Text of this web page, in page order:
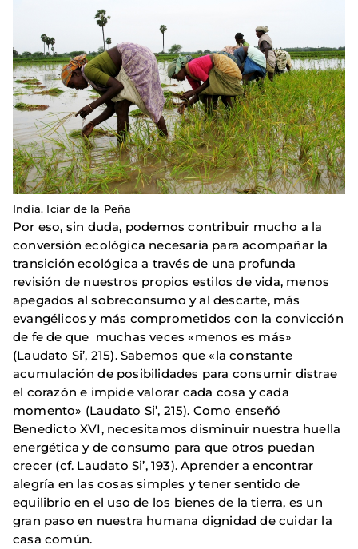
India. Iciar de la Peña
Por eso, sin duda, podemos contribuir mucho a la
conversión ecológica necesaria para acompañar la
transición ecológica a través de una profunda
revisión de nuestros propios estilos de vida, menos
apegados al sobreconsumo y al descarte, más
evangélicos y más comprometidos con la convicción
de fe de que muchas veces «menos es más»
(Laudato Si’, 215). Sabemos que «la constante
acumulación de posibilidades para consumir distrae
el corazón e impide valorar cada cosa y cada
momento» (Laudato Si’, 215). Como enseñó
Benedicto XVI, necesitamos disminuir nuestra huella
energética y de consumo para que otros puedan
crecer (cf. Laudato Si’, 193). Aprender a encontrar
alegría en las cosas simples y tener sentido de
equilibrio en el uso de los bienes de la tierra, es un
gran paso en nuestra humana dignidad de cuidar la
casa común.